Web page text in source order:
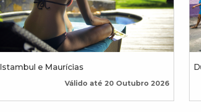
Istambul e Maurícias
Válido até 20 Outubro 2026